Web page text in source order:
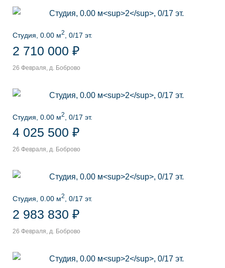
Студия, 0.00 м2 , 0/17 эт.
2 710 000 ₽
26 Февраля, д. Боброво
Студия, 0.00 м2 , 0/17 эт.
4 025 500 ₽
26 Февраля, д. Боброво
Студия, 0.00 м2 , 0/17 эт.
2 983 830 ₽
26 Февраля, д. Боброво